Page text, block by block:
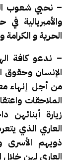
– نحيي شعوب
والأمبريالية
الحرية و
– ندعو كافة
الإنسان وحقوق
من أجل إنهاء
الملاحقات
زيارة
العاري الذي
ذويهم
العاري لهن خلال